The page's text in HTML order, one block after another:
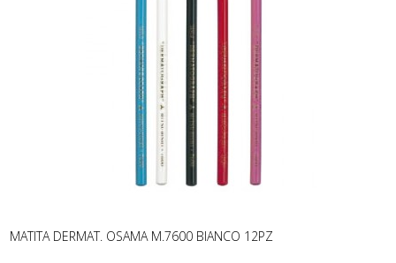
MATITA DERMAT. OSAMA M.7600 BIANCO 12PZ